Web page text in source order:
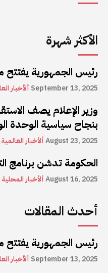
الأكثر شهرة
رئيس الجمهورية
ألأخبار September 13, 2025
وزير الإعلام يصف
بنجاح سياسية الوحدة
ألأخبار العالميةAugust 23, 2025
الحكومة تدشن برنامج
ألأخبار المحليةAugust 16, 2025
أحدث المقالات
رئيس الجمهورية
ألأخبار September 13, 2025